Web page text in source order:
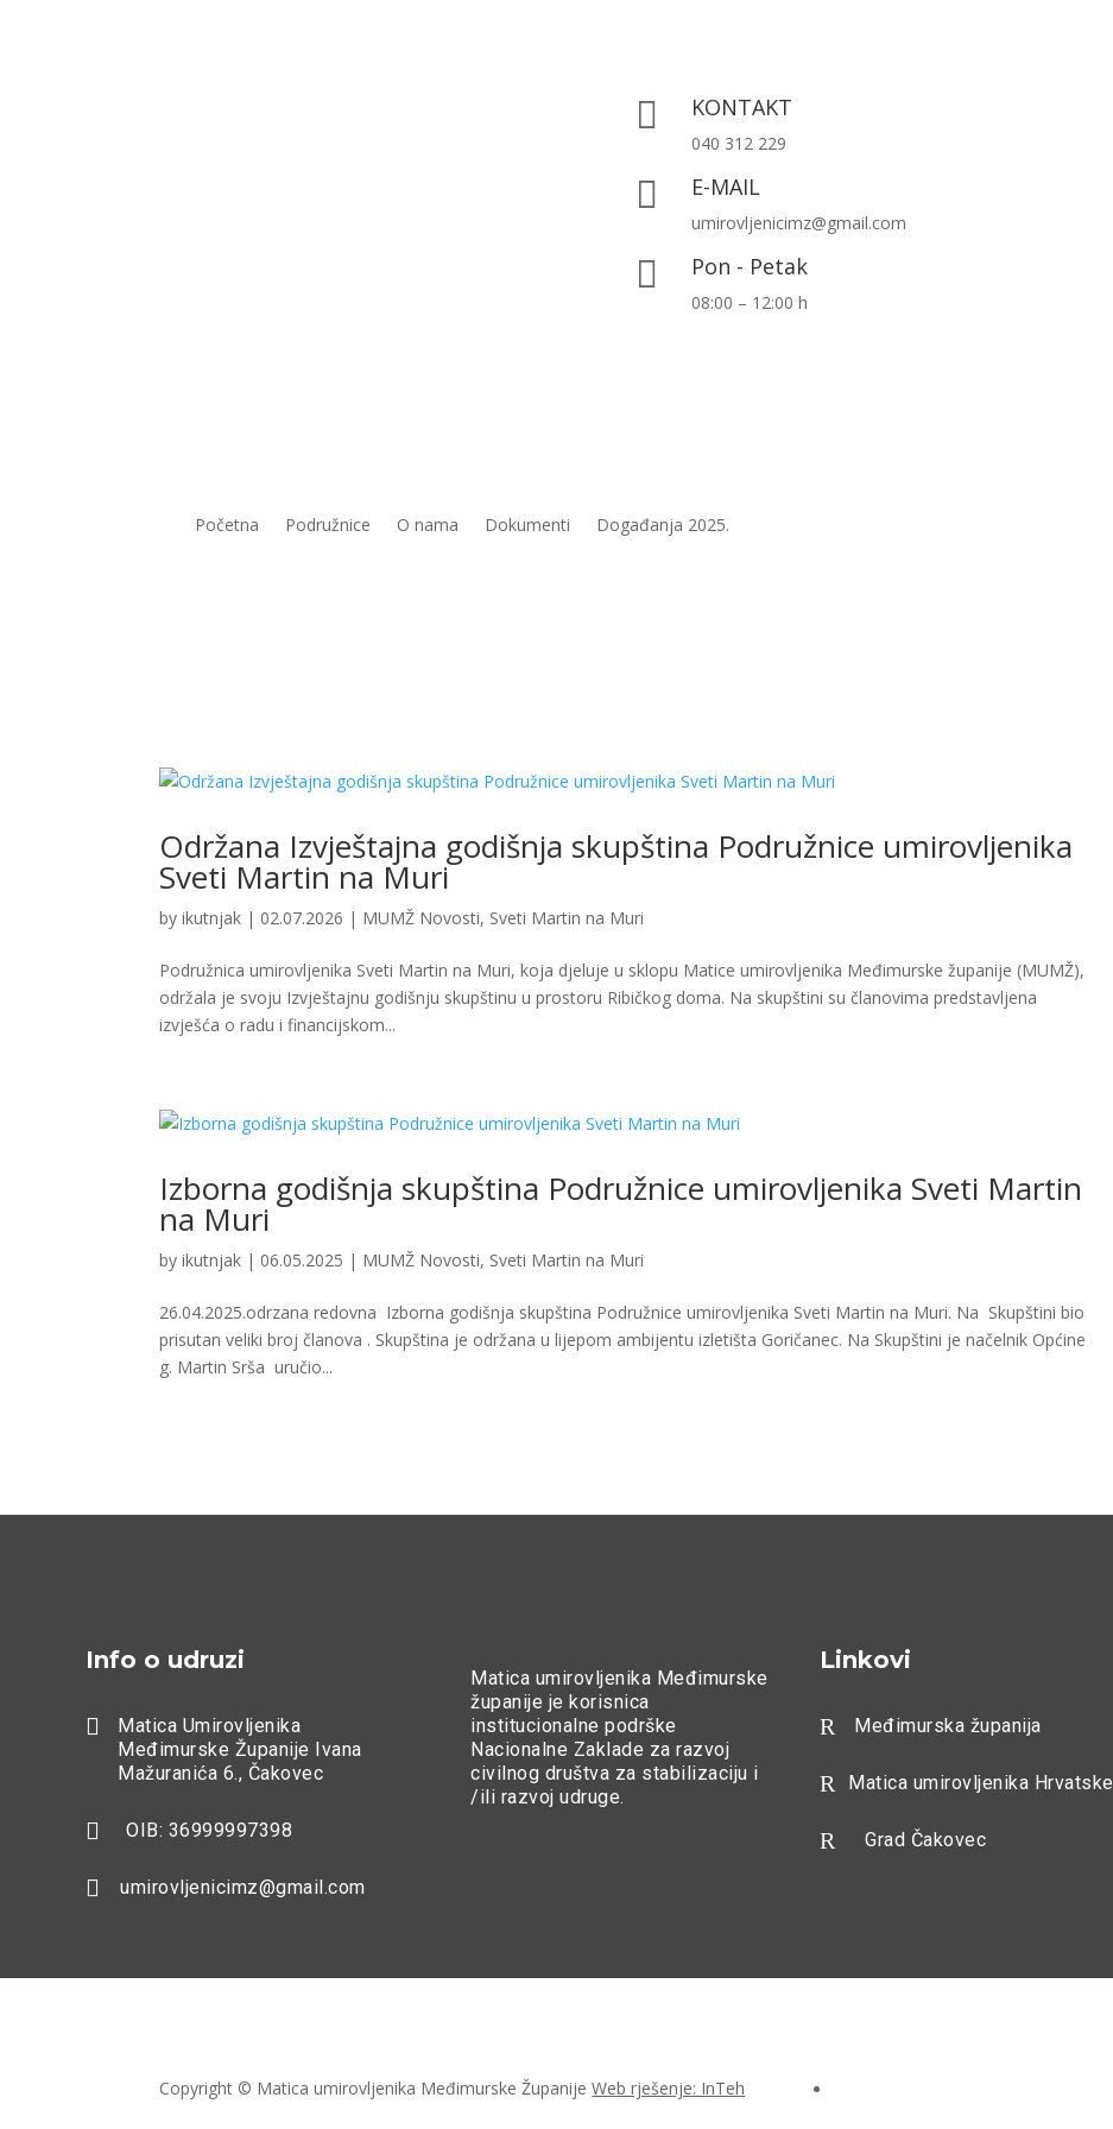
 KONTAKT
040 312 229
 E-MAIL
umirovljenicimz@gmail.com
 Pon - Petak
08:00 – 12:00 h
Početna Podružnice O nama Dokumenti Događanja 2025.
Održana Izvještajna godišnja skupština Podružnice umirovljenika
Sveti Martin na Muri
byikutnjak | 02.07.2026 | MUMŽ Novosti, Sveti Martin na Muri
Podružnica umirovljenika Sveti Martin na Muri, koja djeluje u sklopu Matice umirovljenika Međimurske županije (MUMŽ),
održala je svoju Izvještajnu godišnju skupštinu u prostoru Ribičkog doma. Na skupštini su članovima predstavljena
izvješća o radu i financijskom...
Izborna godišnja skupština Podružnice umirovljenika Sveti Martin
na Muri
byikutnjak | 06.05.2025 | MUMŽ Novosti, Sveti Martin na Muri
26.04.2025.odrzana redovna Izborna godišnja skupština Podružnice umirovljenika Sveti Martin na Muri. Na Skupštini bio
prisutan veliki broj članova . Skupština je održana u lijepom ambijentu izletišta Goričanec. Na Skupštini je načelnik Općine
g. Martin Srša uručio...
Info o udruzi

Matica Umirovljenika
Međimurske Županije Ivana
Mažuranića 6., Čakovec
 OIB: 36999997398
 umirovljenicimz@gmail.com
Matica umirovljenika Međimurske
županije je korisnica
institucionalne podrške
Nacionalne Zaklade za razvoj
civilnog društva za stabilizaciju i
/ili razvoj udruge.
Linkovi
R Međimurska županija
R Matica umirovljenika Hrvatske
R Grad Čakovec
Copyright © Matica umirovljenika Međimurske ŽupanijeWeb rješenje: InTeh